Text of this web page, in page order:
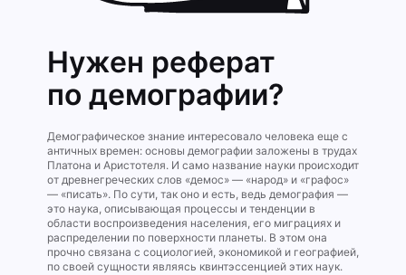
Нужен реферат
по демографии?
Демографическое знание интересовало человека еще с
античных времен: основы демографии заложены в трудах
Платона и Аристотеля. И само название науки происходит
от древнегреческих слов «демос» — «народ» и «графос»
— «писать». По сути, так оно и есть, ведь демография —
это наука, описывающая процессы и тенденции в
области воспроизведения населения, его миграциях и
распределении по поверхности планеты. В этом она
прочно связана с социологией, экономикой и географией,
по своей сущности являясь квинтэссенцией этих наук.